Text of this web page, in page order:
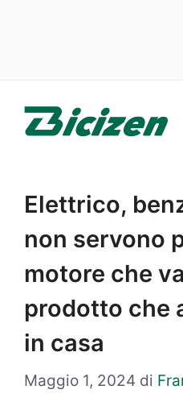
Elettrico,
non servono
motore che
prodotto che
in casa
Maggio 1, 2024 di